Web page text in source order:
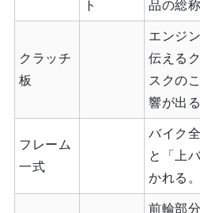
ト
品の総称
クラッチ
板
エンジ
伝える
スクの
響が出る
フレーム
一式
バイク
と「上
かれる。
前輪部